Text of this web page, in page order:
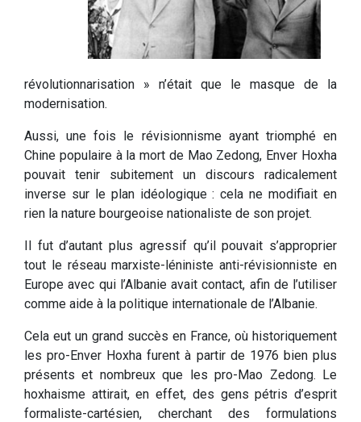
révolutionnarisation » n’était que le masque de la
modernisation.
Aussi, une fois le révisionnisme ayant triomphé en
Chine populaire à la mort de Mao Zedong, Enver Hoxha
pouvait tenir subitement un discours radicalement
inverse sur le plan idéologique : cela ne modifiait en
rien la nature bourgeoise nationaliste de son projet.
Il fut d’autant plus agressif qu’il pouvait s’approprier
tout le réseau marxiste-léniniste anti-révisionniste en
Europe avec qui l’Albanie avait contact, afin de l’utiliser
comme aide à la politique internationale de l’Albanie.
Cela eut un grand succès en France, où historiquement
les pro-Enver Hoxha furent à partir de 1976 bien plus
présents et nombreux que les pro-Mao Zedong. Le
hoxhaisme attirait, en effet, des gens pétris d’esprit
formaliste-cartésien, cherchant des formulations